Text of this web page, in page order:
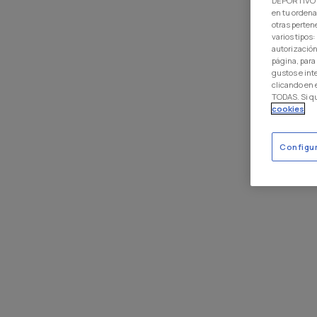
en tu
otras
varios tipos:
página,
gustos e
clicando en
TODAS. Si
cookies